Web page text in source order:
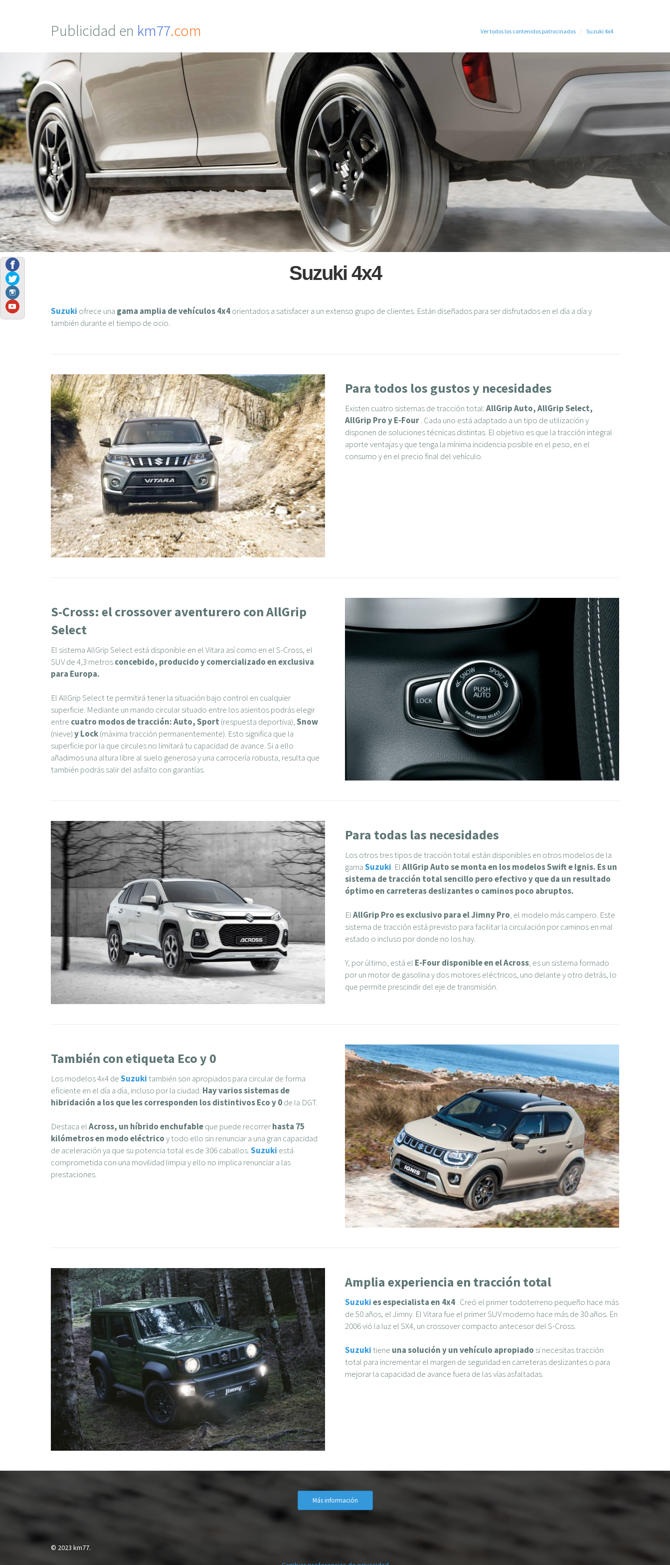
Publicidad en km77.com Ver todos los contenidos patrocinados Suzuki 4x4
Suzuki 4x4
Suzuki ofrece una gama amplia de vehículos 4x4orientados a satisfacer a un extenso grupo de clientes. Están diseñados para ser disfrutados en el día a día y
también durante el tiempo de ocio.
Para todos los gustos y necesidades
Existen cuatro sistemas de tracción total:AllGrip Auto, AllGrip Select,
AllGrip Pro y E-Four. Cada uno está adaptado a un tipo de utilización y
disponen de soluciones técnicas distintas. El objetivo es que la tracción integral
aporte ventajas y que tenga la mínima incidencia posible en el peso, en el
consumo y en el precio final del vehículo.
S-Cross: el crossover aventurero con AllGrip
Select
El sistema AllGrip Select está disponible en el Vitara así como en el S-Cross, el
SUV de 4,3 metrosconcebido, producido y comercializado en exclusiva
para Europa.
El AllGrip Select te permitirá tener la situación bajo control en cualquier
superficie. Mediante un mando circular situado entre los asientos podrás elegir
entre cuatro modos de tracción: Auto, Sport (respuesta deportiva),Snow
(nieve)y Lock(máxima tracción permanentemente). Esto significa que la
superficie por la que circules no limitará tu capacidad de avance. Si a ello
añadimos una altura libre al suelo generosa y una carrocería robusta, resulta que
también podrás salir del asfalto con garantías.
Para todas las necesidades
Los otros tres tipos de tracción total están disponibles en otros modelos de la
gamaSuzuki. ElAllGrip Auto se monta en los modelos Swift e Ignis. Es un
sistema de tracción total sencillo pero efectivo y que da un resultado
óptimo en carreteras deslizantes o caminos poco abruptos.
ElAllGrip Pro es exclusivo para el Jimny Pro, el modelo más campero. Este
sistema de tracción está previsto para facilitar la circulación por caminos en mal
estado o incluso por donde no los hay.
Y, por último, está el E-Four disponible en el Across; es un sistema formado
por un motor de gasolina y dos motores eléctricos, uno delante y otro detrás, lo
que permite prescindir del eje de transmisión.
También con etiqueta Eco y 0
Los modelos 4x4 deSuzuki también son apropiados para circular de forma
eficiente en el día a día, incluso por la ciudad. Hay varios sistemas de
hibridación a los que les corresponden los distintivos Eco y 0de la DGT.
Destaca elAcross, un híbrido enchufableque puede recorrerhasta 75
kilómetros en modo eléctricoy todo ello sin renunciar a una gran capacidad
de aceleración ya que su potencia total es de 306 caballos.Suzuki está
comprometida con una movilidad limpia y ello no implica renunciar a las
prestaciones.
Amplia experiencia en tracción total
Suzukies especialista en 4x4. Creó el primer todoterreno pequeño hace más
de 50 años, el Jimny. El Vitara fue el primer SUV moderno hace más de 30 años. En
2006 vió la luz el SX4, un crossover compacto antecesor del S-Cross.
Suzuki tiene una solución y un vehículo apropiado si necesitas tracción
total para incrementar el margen de seguridad en carreteras deslizantes o para
mejorar la capacidad de avance fuera de las vías asfaltadas.
Más información
© 2023 km77.